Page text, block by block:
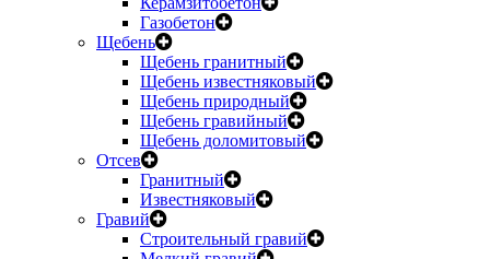
Газобетон
Щебень
Щебень гранитный
Щебень известняковый
Щебень природный
Щебень гравийный
Щебень доломитовый
Отсев
Гранитный
Известняковый
Гравий
Строительный гравий